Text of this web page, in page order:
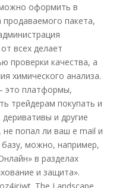
оформить в
продаваемого пакета,
всех делает
проверки качества, а
химического анализа.
это платформы,
трейдерам покупать и
и другие
попал ли ваш e mail и
можно, например,
в разделах
и защита».